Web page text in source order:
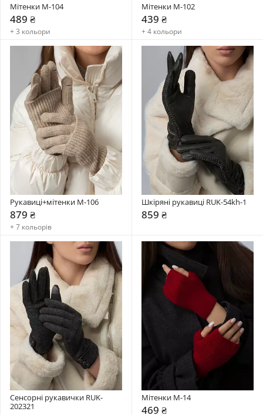
Мітенки M-104
489 ₴
+ 3 кольори
Мітенки M-102
439 ₴
+ 4 кольори
Рукавиці+мітенки М-106
879 ₴
+ 7 кольорів
Шкіряні рукавиці RUK-54kh-1
859 ₴
Сенсорні рукавички RUK-
202321
Мітенки М-14
469 ₴